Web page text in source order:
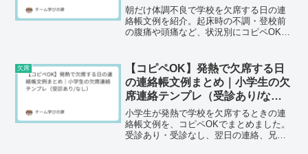
レ
朝だけ体調不良で学校を欠席する日の連
絡帳文例を紹介。起床時の不調・登校前
の腹痛や頭痛など、状況別にコピペOKで
欠席
【コピペOK】発熱で欠席する日
の連絡帳文例まとめ｜小学生の欠
席連絡テンプレ（受診あり/な
し）
小学生が発熱で学校を欠席するときの連
絡帳文例を、コピペOKでまとめました。
受診あり・受診なし、翌日の連絡、兄弟